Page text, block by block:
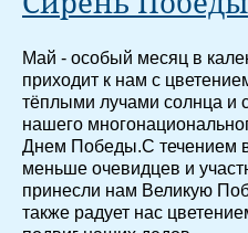
Май - особый месяц в
приходит к нам с
тёплыми лучами солнца и
нашего
Днем Победы.С течением
меньше очевидцев и
принесли нам Великую
также радует нас